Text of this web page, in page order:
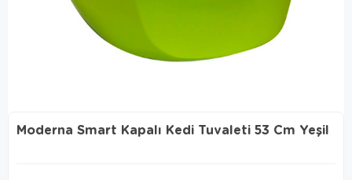
Moderna Smart Kapalı Kedi Tuvaleti 53 Cm Yeşil